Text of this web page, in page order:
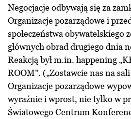
Negocjacje odbywają się za
Organizacje pozarządowe i
społeczeństwa obywatelskiego
głównych obrad drugiego dnia
Reakcją był m.in. happening
ROOM”. („Zostawcie nas na
Organizacje pozarządowe
wyraźnie i wprost, nie tylko w
Światowego Centrum